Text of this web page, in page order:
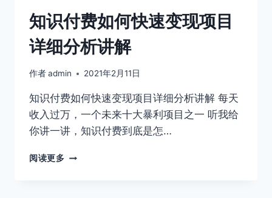
知识付费如何快速变现项目
详细分析讲解
作者admin 2021年2月11日
知识付费如何快速变现项目详细分析讲解 每天
收入过万，一个未来十大暴利项目之一 听我给
你讲一讲，知识付费到底是怎…
阅读更多 知